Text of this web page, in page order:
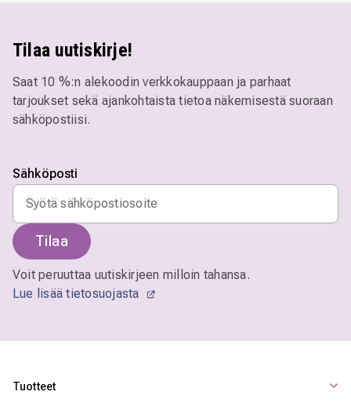
Tilaa uutiskirje!
Saat 10 %:n alekoodin verkkokauppaan ja parhaat
tarjoukset sekä ajankohtaista tietoa näkemisestä suoraan
sähköpostiisi.
Sähköposti
Tilaa
Voit peruuttaa uutiskirjeen milloin tahansa.
Lue lisää tietosuojasta
Tuotteet